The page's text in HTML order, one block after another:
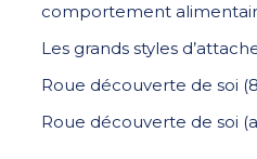
comportement
Les grands styles
Roue découverte de soi
Roue découverte de soi